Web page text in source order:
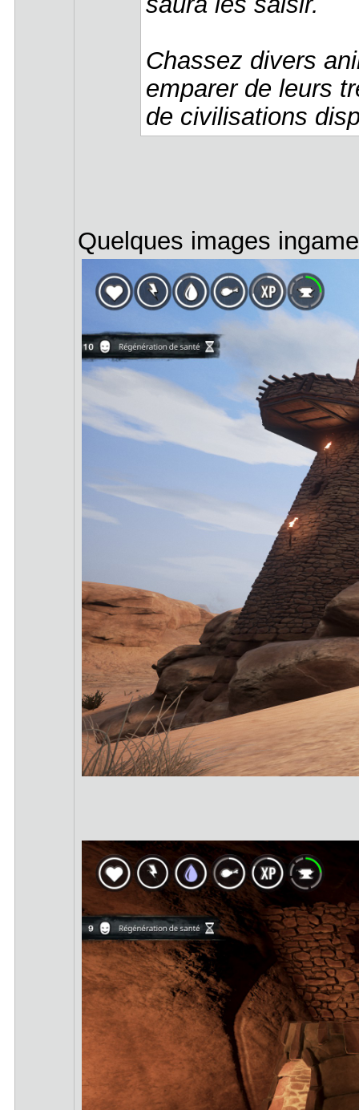
Chassez divers
emparer de leurs
de civilisations
Quelques images